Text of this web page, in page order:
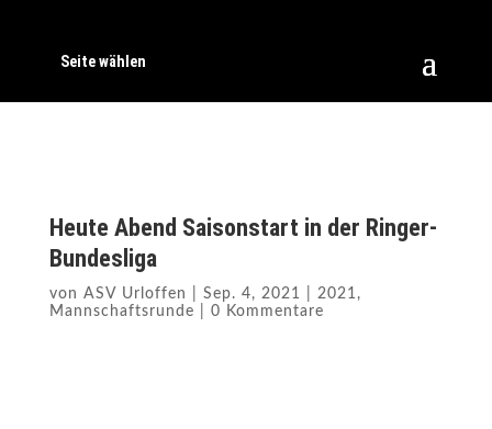
Seite wählen
Heute Abend Saisonstart in der Ringer-
Bundesliga
von ASV Urloffen Sep. 4, 2021 2021 ,
Mannschaftsrunde
0 Kommentare